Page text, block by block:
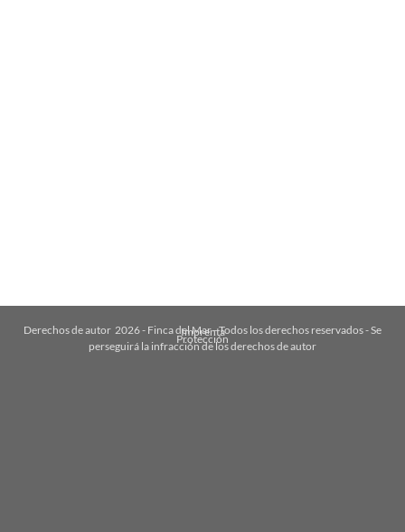
Derechos de autor 2026- Finca del Mar - Todos los derechos reservados - Se
perseguirá la infracción de los derechos de autor
Imprenta
Protección